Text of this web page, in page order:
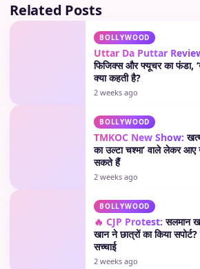
Related Posts
BOLLYWOOD
Uttar Da Puttar
फिजिक्स और फ्यूचर का फंडा,
क्या कहती है?
2 weeks ago
BOLLYWOOD
TMKOC New Show:
का उल्टा चश्मा’ वाले लेकर
सकते हैं
2 weeks ago
BOLLYWOOD
🔥 CJP Protest: सलमान
खान ने छात्रों का किया
सच्चाई
2 weeks ago